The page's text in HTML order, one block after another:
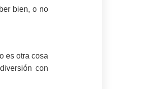
bien, o no
es otra cosa
con